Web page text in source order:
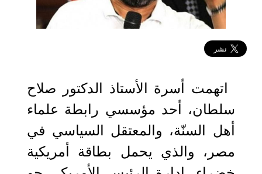
اتهمت أسرة الأستاذ الدكتور صلاح
سلطان، أحد مؤسسي رابطة علماء
أهل السنّة، والمعتقل السياسي في
مصر، والذي يحمل بطاقة أمريكية